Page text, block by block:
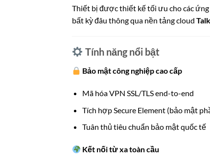
Thiết bị được thiết kế tối ưu cho các
bất kỳ đâu thông qua nền tảng cloud
Tính năng nổi bật
Bảo mật công nghiệp cao cấp
Mã hóa VPN SSL/TLS end-to-end
Tích hợp Secure Element (bảo mật
Tuân thủ tiêu chuẩn bảo mật quốc tế
Kết nối từ xa toàn cầu